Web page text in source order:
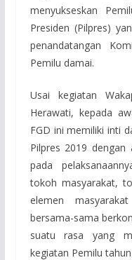
menyukseskan
Presiden (Pilpres)
penandatangan
Pemilu damai.
Usai kegiatan
Herawati, kepada
FGD ini memiliki inti
Pilpres 2019
pada
tokoh masyarakat,
elemen
bersama-sama
suatu rasa yang
kegiatan Pemilu